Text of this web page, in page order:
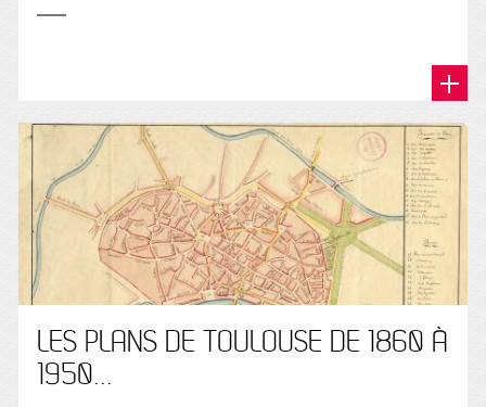
LES PLANS DE TOULOUSE DE 1860 À
1950...